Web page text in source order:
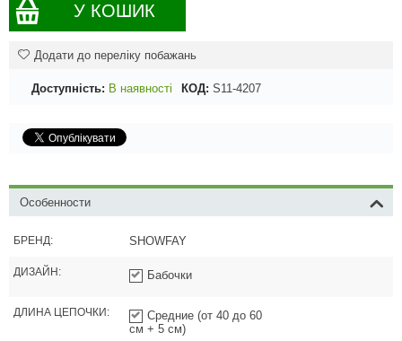
У КОШИК
Додати до переліку побажань
Доступність: В наявності КОД: S11-4207
Особенности
БРЕНД: SHOWFAY
ДИЗАЙН: Бабочки
ДЛИНА ЦЕПОЧКИ:
Средние (от 40 до 60
см + 5 см)